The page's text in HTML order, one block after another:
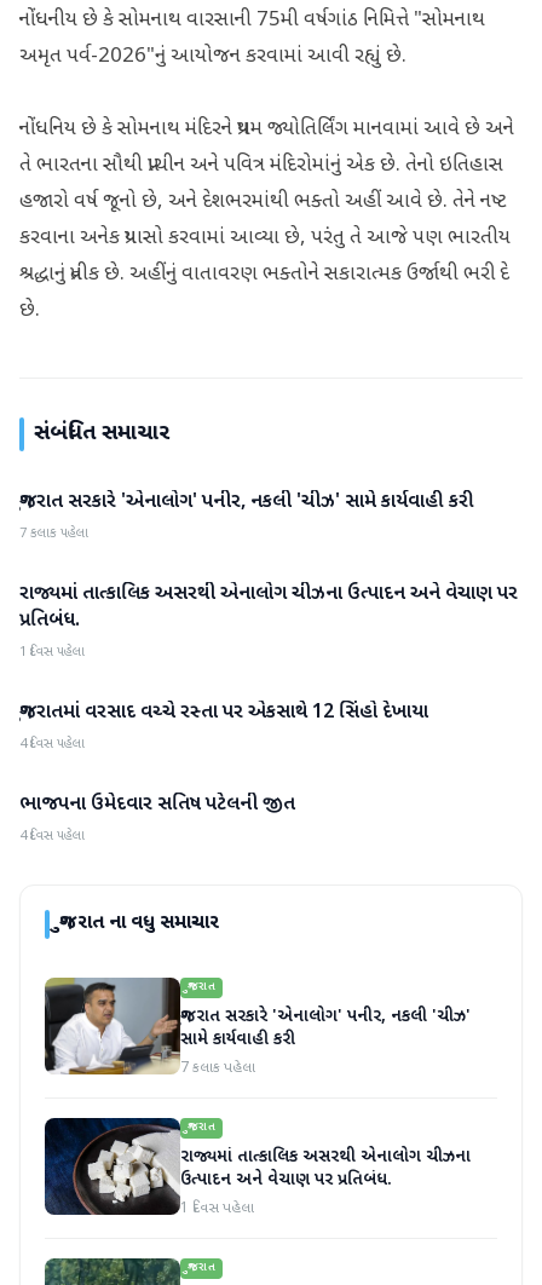
નોંધનીય છે કે સોમનાથ વારસાની 75મી વર્ષગાંઠ નિમિત્તે "સોમનાથ
અમૃત પર્વ-2026"નું આયોજન કરવામાં આવી રહ્યું છે.
નોંધનિય છે કે સોમનાથ મંદિરને પ્રથમ જ્યોતિર્લિંગ માનવામાં આવે છે અને
તે ભારતના સૌથી પ્રાચીન અને પવિત્ર મંદિરોમાંનું એક છે. તેનો ઇતિહાસ
હજારો વર્ષ જૂનો છે, અને દેશભરમાંથી ભક્તો અહીં આવે છે. તેને નષ્ટ
કરવાના અનેક પ્રયાસો કરવામાં આવ્યા છે, પરંતુ તે આજે પણ ભારતીય
શ્રદ્ધાનું પ્રતીક છે. અહીંનું વાતાવરણ ભક્તોને સકારાત્મક ઉર્જાથી ભરી દે
છે.
સંબંધિત સમાચાર
ગુજરાત ગુજરાત સરકારે 'એનાલોગ' પનીર, નકલી 'ચીઝ' સામે કાર્યવાહી કરી
7 કલાક પહેલા
ગુજરાત
રાજ્યમાં તાત્કાલિક અસરથી એનાલોગ ચીઝના ઉત્પાદન અને વેચાણ પર
પ્રતિબંધ.
1 દિવસ પહેલા
ગુજરાત
ગુજરાતમાં વરસાદ વચ્ચે રસ્તા પર એકસાથે 12 સિંહો દેખાયા
4 દિવસ પહેલા
ગુજરાત
ભાજપના ઉમેદવાર સતિષ પટેલની જીત
4 દિવસ પહેલા
ગુજરાતના વધુ સમાચાર
ગુજરાત
ગુજરાત સરકારે 'એનાલોગ' પનીર, નકલી 'ચીઝ'
સામે કાર્યવાહી કરી
7 કલાક પહેલા
ગુજરાત
રાજ્યમાં તાત્કાલિક અસરથી એનાલોગ ચીઝના
ઉત્પાદન અને વેચાણ પર પ્રતિબંધ.
1 દિવસ પહેલા
ગુજરાત